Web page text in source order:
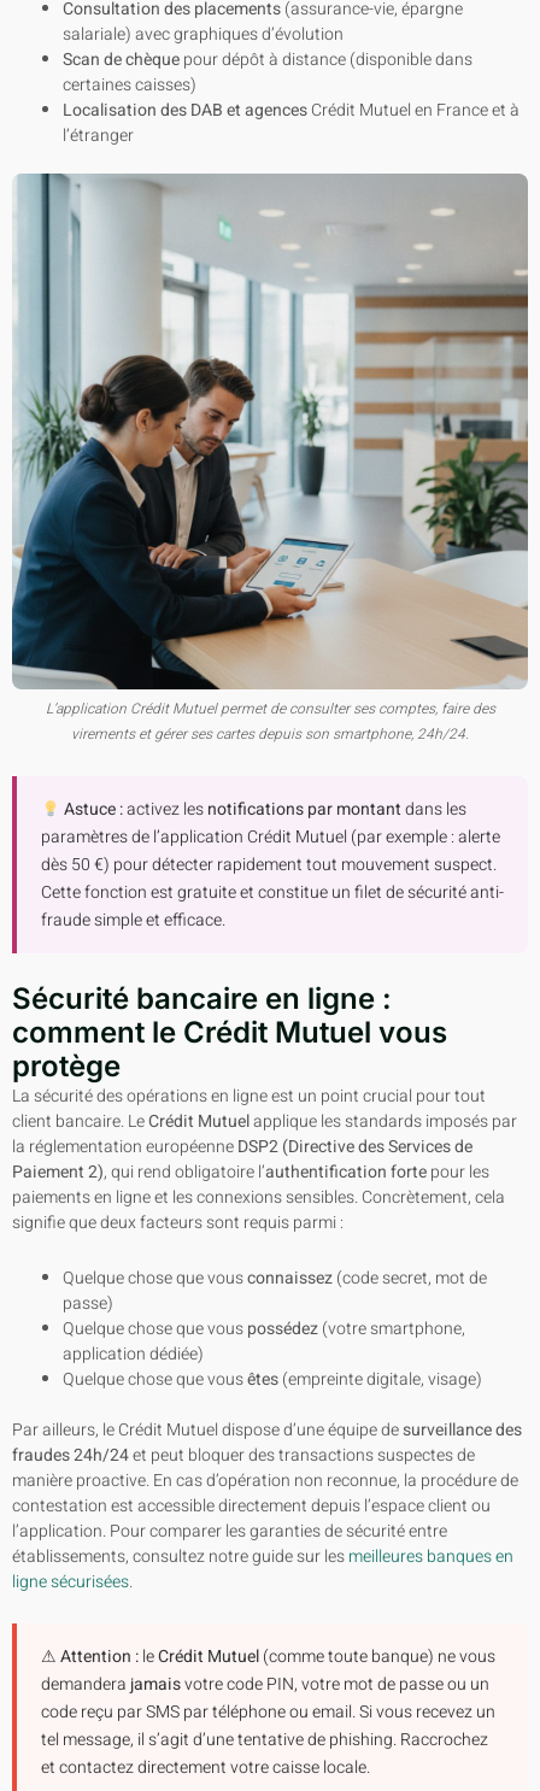
Consultation des placements(assurance-vie, épargne
salariale) avec graphiques d’évolution
Scan de chèquepour dépôt à distance (disponible dans
certaines caisses)
Localisation des DAB et agencesCrédit Mutuel en France et à
l’étranger
L’application Crédit Mutuel permet de consulter ses comptes, faire des
virements et gérer ses cartes depuis son smartphone, 24h/24.
Astuce :activez lesnotifications par montantdans les
paramètres de l’application Crédit Mutuel (par exemple : alerte
dès 50 €) pour détecter rapidement tout mouvement suspect.
Cette fonction est gratuite et constitue un filet de sécurité anti-
fraude simple et efficace.
Sécurité bancaire en ligne :
comment le Crédit Mutuel vous
protège
La sécurité des opérations en ligne est un point crucial pour tout
client bancaire. LeCrédit Mutuelapplique les standards imposés par
la réglementation européenneDSP2 (Directive des Services de
Paiement 2), qui rend obligatoire l’authentification fortepour les
paiements en ligne et les connexions sensibles. Concrètement, cela
signifie que deux facteurs sont requis parmi :
Quelque chose que vousconnaissez(code secret, mot de
passe)
Quelque chose que vouspossédez(votre smartphone,
application dédiée)
Quelque chose que vousêtes(empreinte digitale, visage)
Par ailleurs, le Crédit Mutuel dispose d’une équipe desurveillance des
fraudes 24h/24et peut bloquer des transactions suspectes de
manière proactive. En cas d’opération non reconnue, la procédure de
contestation est accessible directement depuis l’espace client ou
l’application. Pour comparer les garanties de sécurité entre
établissements, consultez notre guide sur lesmeilleures banques en
ligne sécurisées.
⚠ Attention :leCrédit Mutuel(comme toute banque) ne vous
demanderajamaisvotre code PIN, votre mot de passe ou un
code reçu par SMS par téléphone ou email. Si vous recevez un
tel message, il s’agit d’une tentative de phishing. Raccrochez
et contactez directement votre caisse locale.